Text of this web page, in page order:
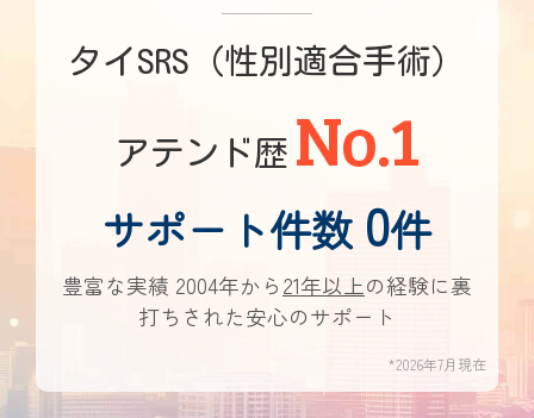
タイSRS（性別適合手術）
アテンド歴 No.1
サポート件数 0件
豊富な実績 2004年から 21年以上の経験に裏
打ちされた安心のサポート
*2026年7月現在